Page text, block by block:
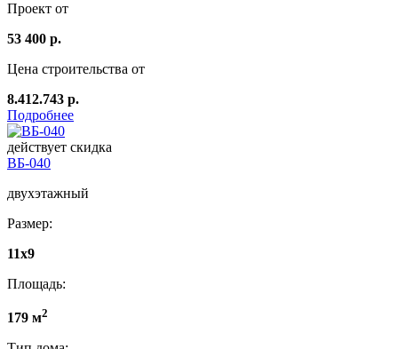
Проект от
53 400 р.
Цена строительства от
8.412.743 р.
Подробнее
действует скидка
ВБ-040
двухэтажный
Размер:
11x9
Площадь:
179 м2